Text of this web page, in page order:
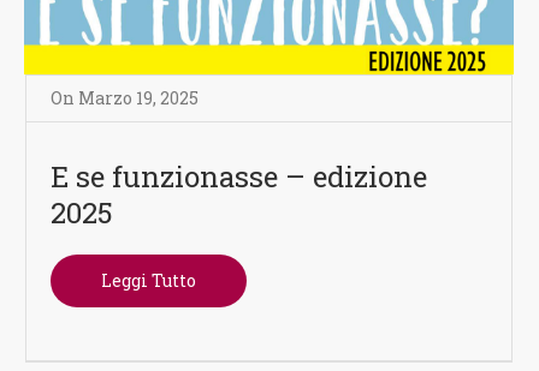
On Marzo 19, 2025
E se funzionasse – edizione
2025
Leggi Tutto